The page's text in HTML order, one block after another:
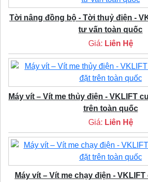
Tời nâng đồng bộ - Tời thuỷ điện -
tư vấn toàn quốc
Giá: Liên Hệ
Máy vít – Vít me thủy điện - VKLIFT
trên toàn quốc
Giá: Liên Hệ
Máy vít – Vít me chạy điện -